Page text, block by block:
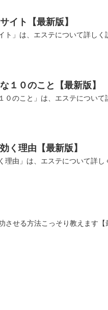
イト【最新版】
ト」は、エステについて詳し
１０のこと【最新版】
０のこと」は、エステについ
く理由【最新版】
理由」は、エステについて詳
させる方法こっそり教えます【